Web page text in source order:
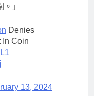
」
Denies
In Coin
13, 2024